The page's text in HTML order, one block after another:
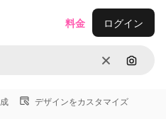
消去 画像で
料金 ログイン
デザインをカスタマイズ